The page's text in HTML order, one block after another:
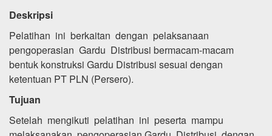
Deskripsi
Pelatihan ini berkaitan dengan pelaksanaan
pengoperasian Gardu Distribusi bermacam-macam
bentuk konstruksi Gardu Distribusi sesuai dengan
ketentuan PT PLN (Persero).
Tujuan
Setelah mengikuti pelatihan ini peserta mampu